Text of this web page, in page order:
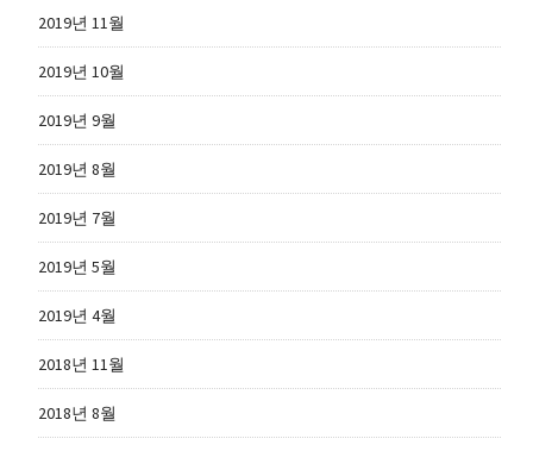
2019년 11월
2019년 10월
2019년 9월
2019년 8월
2019년 7월
2019년 5월
2019년 4월
2018년 11월
2018년 8월